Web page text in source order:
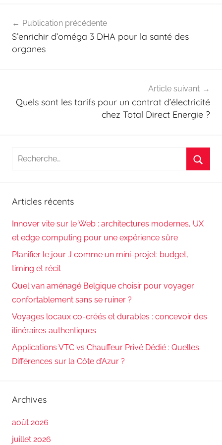
de
l’article
Publication précédente
S’enrichir d’oméga 3 DHA pour la santé des
organes
Article suivant
Quels sont les tarifs pour un contrat d’électricité
chez Total Direct Energie ?
Recherche
Articles récents
Innover vite sur le Web : architectures modernes, UX
et edge computing pour une expérience sûre
Planifier le jour J comme un mini-projet: budget,
timing et récit
Quel van aménagé Belgique choisir pour voyager
confortablement sans se ruiner ?
Voyages locaux co-créés et durables : concevoir des
itinéraires authentiques
Applications VTC vs Chauffeur Privé Dédié : Quelles
Différences sur la Côte d’Azur ?
Archives
août 2026
juillet 2026